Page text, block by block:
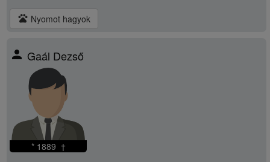
pets Nyomot hagyok
person Gaál Dezső
* 1889 †